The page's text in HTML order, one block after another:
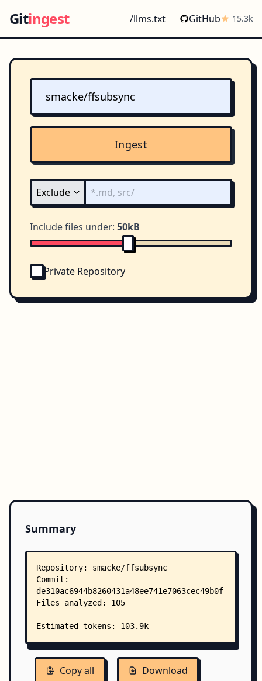
Gitingest /llms.txt GitHub 15.3k
Ingest
Include files under: 50kB
Private Repository
Summary
Copy all Download